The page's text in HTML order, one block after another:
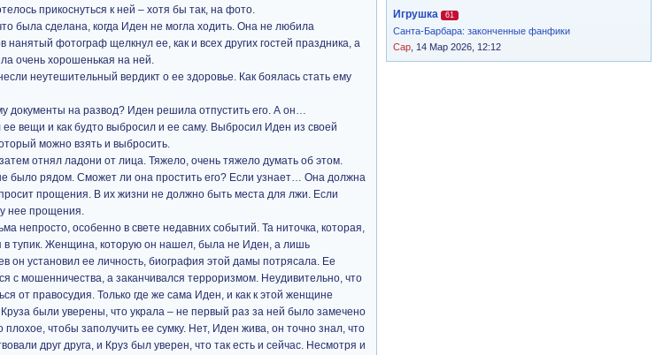
Игрушка 61
Санта-Барбара: законченные фанфики
Cap , 14 Мар 2026, 12:12
прикоснуться к ней – хотя бы так, на фото.
была сделана, когда Иден не могла ходить. Она не любила
фотограф щелкнул ее, как и всех других гостей праздника, а
очень хорошенькая на ней.
неутешительный вердикт о ее здоровье. Как боялась стать ему
документы на развод? Иден решила отпустить его. А он…
вещи и как будто выбросил и ее саму. Выбросил Иден из своей
можно взять и выбросить.
отнял ладони от лица. Тяжело, очень тяжело думать об этом.
было рядом. Сможет ли она простить его? Если узнает… Она должна
прощения. В их жизни не должно быть места для лжи. Если
у нее прощения.
непросто, особенно в свете недавних событий. Та ниточка, которая,
в тупик. Женщина, которую он нашел, была не Иден, а лишь
установил ее личность, биография этой дамы потрясала. Ее
с мошенничества, а заканчивался терроризмом. Неудивительно, что
от правосудия. Только где же сама Иден, и как к этой женщине
были уверены, что украла – не первый раз за ней было замечено
чтобы заполучить ее сумку. Нет, Иден жива, он точно знал, что
друг друга, и Круз был уверен, что так есть и сейчас. Несмотря и